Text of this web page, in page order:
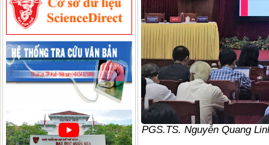
PGS.TS. Nguyễn Quang